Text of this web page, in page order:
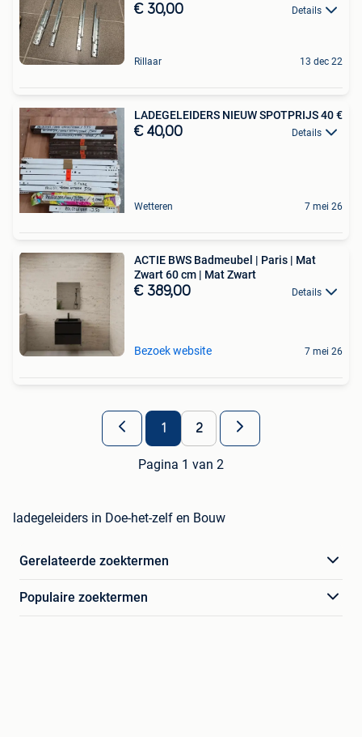
€ 30,00 Details
Rillaar 13 dec 22
LADEGELEIDERS NIEUW SPOTPRIJS 40 €
€ 40,00 Details
Wetteren 7 mei 26
ACTIE BWS Badmeubel | Paris | Mat
Zwart 60 cm | Mat Zwart
€ 389,00 Details
Bezoek website 7 mei 26
1 2
Pagina 1 van 2
ladegeleiders in Doe-het-zelf en Bouw
Gerelateerde zoektermen
Populaire zoektermen